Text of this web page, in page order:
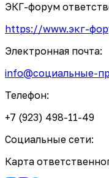
ЭКГ-форум
https://www.экг-
Электронная почта:
info@социальные-
Телефон:
+7 (923) 498-11-49
Социальные сети:
Карта